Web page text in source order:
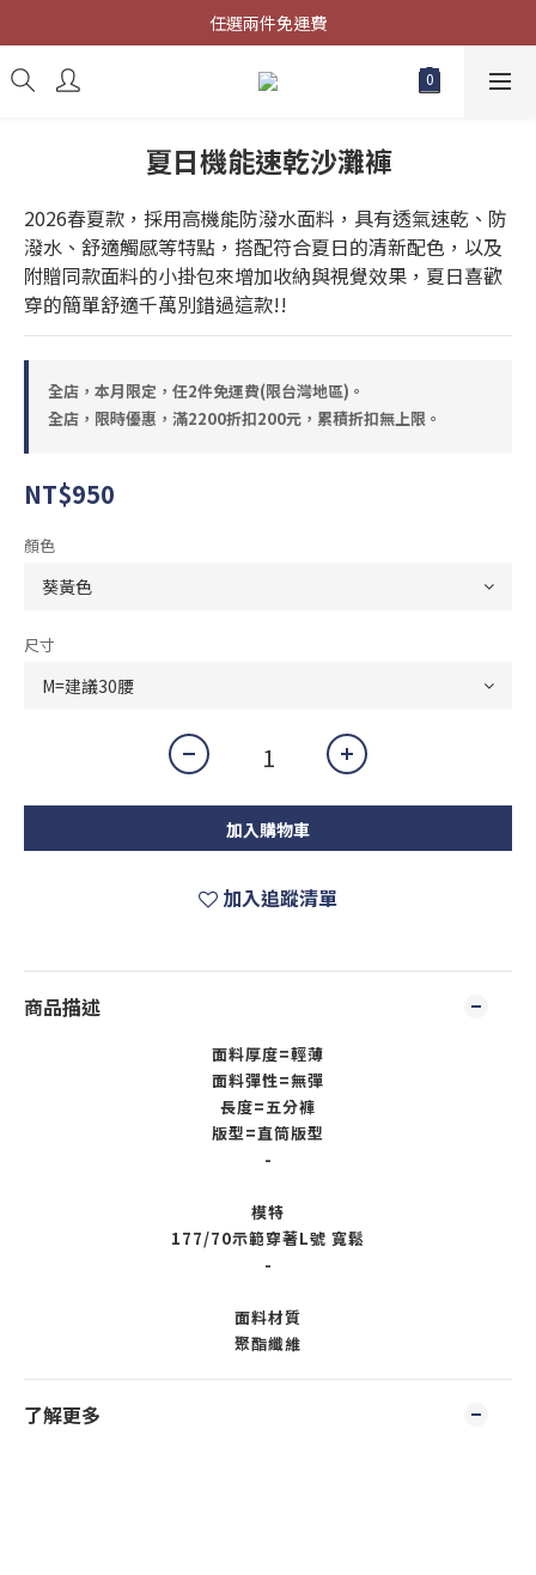
限時優惠，滿2200折扣200元，累積折扣無上限。
任選兩件免運費
新註冊會員，再贈送50元購物金!!
夏日機能速乾沙灘褲
2026春夏款，採用高機能防潑水面料，具有透氣速乾、防
潑水、舒適觸感等特點，搭配符合夏日的清新配色，以及
附贈同款面料的小掛包來增加收納與視覺效果，夏日喜歡
穿的簡單舒適千萬別錯過這款!!
全店，本月限定，任2件免運費(限台灣地區)。
全店，限時優惠，滿2200折扣200元，累積折扣無上限。
NT$950
顏色
尺寸
加入購物車
加入追蹤清單
商品描述
面料厚度=輕薄
面料彈性=無彈
長度=五分褲
版型=直筒版型
-
模特
177/70示範穿著L號 寬鬆
-
面料材質
聚酯纖維
了解更多